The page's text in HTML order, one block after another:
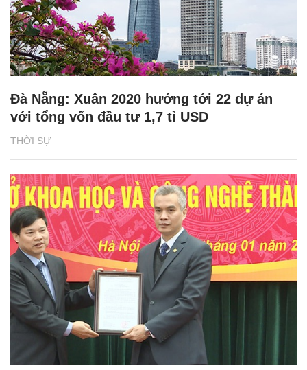
THỜI SỰ
Đà Nẵng: Xuân 2020 hướng tới 22 dự án
với tổng vốn đầu tư 1,7 tỉ USD